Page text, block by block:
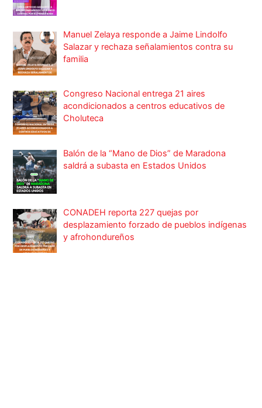
Manuel Zelaya responde a Jaime Lindolfo
Salazar y rechaza señalamientos contra su
familia
Congreso Nacional entrega 21 aires
acondicionados a centros educativos de
Choluteca
Balón de la “Mano de Dios” de Maradona
saldrá a subasta en Estados Unidos
CONADEH reporta 227 quejas por
desplazamiento forzado de pueblos indígenas
y afrohondureños